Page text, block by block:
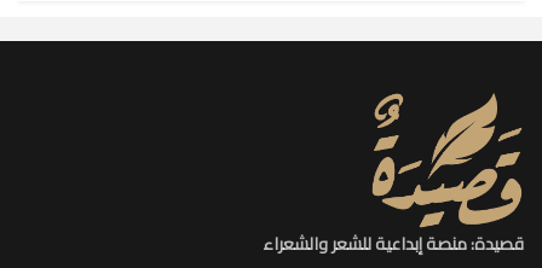
قصيدة: منصة إبداعية للشعر والشعراء